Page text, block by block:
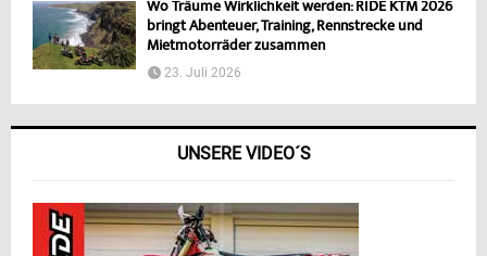
Wo Träume Wirklichkeit werden: RIDE KTM 2026
bringt Abenteuer, Training, Rennstrecke und
Mietmotorräder zusammen
23. Juli 2026
UNSERE VIDEO´S